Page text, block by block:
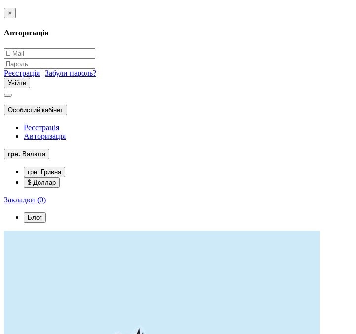
×
Авторизація
Реєстрація | Забули пароль?
Особистий кабінет
Реєстрація
Авторизація
грн. Валюта
грн. Гривня
$ Доллар
Закладки (0)
Блог